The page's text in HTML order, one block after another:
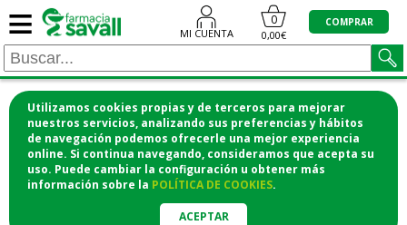
Utilizamos cookies propias y de terceros para mejorar
nuestros servicios, analizando sus preferencias y hábitos
de navegación podemos ofrecerle una mejor experiencia
online. Si continua navegando, consideramos que acepta su
uso. Puede cambiar la configuración u obtener más
información sobre la POLÍTICA DE COOKIES.
ACEPTAR
≡ MI CUENTA
0
0,00€
COMPRAR
¡COMPRA CÓMODAMENTE DESDE CASA Y RECOGE
EN LA FARMACIA!
o si lo prefieres te lo mandamos a casa
Protección solar